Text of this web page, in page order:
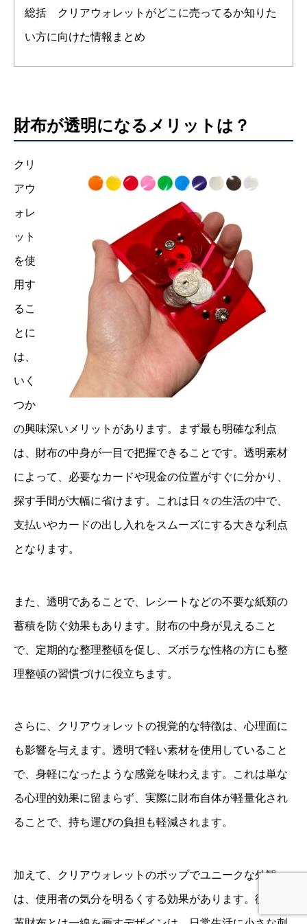
総括 クリアウォレットがどこに売ってるか知りた
い方に向けた情報まとめ
財布が透明になるメリットは？
クリ
アウ
ォレ
ット
を使
用す
るこ
とに
は、
いく
つか
の興味深いメリットがあります。まず最も明確な利点
は、財布の中身が一目で把握できることです。透明素材
によって、必要なカードや現金の位置がすぐに分かり、
探す手間が大幅に省けます。これは日々の生活の中で、
支払いやカードの出し入れをスムーズにする大きな利点
となります。
また、透明であることで、レシートなどの不要な紙類の
蓄積を防ぐ効果もあります。財布の中身が見えること
で、定期的な整理整頓を促し、ズボラな性格の方にも整
理整頓の習慣づけに役立ちます。
さらに、クリアウォレットの視覚的な特徴は、心理面に
も影響を与えます。透明で軽い素材を使用していること
で、身軽になったような感覚を味わえます。これは単な
る心理的効果に留まらず、実際に財布自体が軽量化され
ることで、持ち運びの負担も軽減されます。
加えて、クリアウォレットのポップでユニークな外観
は、使用者の気分を明るくする効果があります。従来の